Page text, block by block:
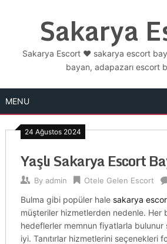
Sakarya
Sakarya Escort ❤️ sakarya escort
bayan, adapazarı escort
MENU
24 Ağustos 2024
Yaşlı Sakarya Escort
By admin Otele Gelen Escort
Bulma gibi popüler hale sakarya
müşteriler hizmetlerden nedenle. Her
hedeflerler memnun fiyatlarla bulunur
iyi. Tanıtırlar hizmetlerini seçenekleri